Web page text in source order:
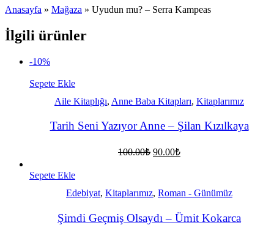
Anasayfa » Mağaza » Uyudun mu? – Serra Kampeas
İlgili ürünler
-10%
Sepete Ekle
Aile Kitaplığı, Anne Baba Kitapları, Kitaplarımız
Tarih Seni Yazıyor Anne – Şilan Kızılkaya
100.00₺ Orijinal
90.00₺Şu
Sepete Ekle
Edebiyat, Kitaplarımız, Roman - Günümüz
Şimdi Geçmiş Olsaydı – Ümit Kokarca